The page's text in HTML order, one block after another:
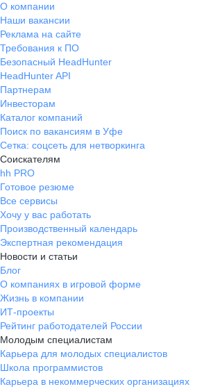
О компании
Наши вакансии
Реклама на сайте
Требования к ПО
Безопасный HeadHunter
HeadHunter API
Партнерам
Инвесторам
Каталог компаний
Поиск по вакансиям в Уфе
Сетка: соцсеть для нетворкинга
Соискателям
hh PRO
Готовое резюме
Все сервисы
Хочу у вас работать
Производственный календарь
Экспертная рекомендация
Новости и статьи
Блог
О компаниях в игровой форме
Жизнь в компании
ИТ-проекты
Рейтинг работодателей России
Молодым специалистам
Карьера для молодых специалистов
Школа программистов
Карьера в некоммерческих организациях